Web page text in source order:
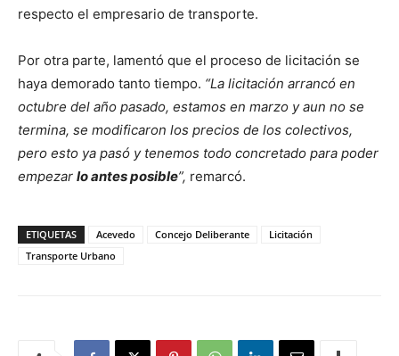
respecto el empresario de transporte.
Por otra parte, lamentó que el proceso de licitación se
haya demorado tanto tiempo. “La licitación arrancó en
octubre del año pasado, estamos en marzo y aun no se
termina, se modificaron los precios de los colectivos,
pero esto ya pasó y tenemos todo concretado para poder
empezar lo antes posible”, remarcó.
ETIQUETAS Acevedo Concejo Deliberante
Licitación
Transporte Urbano